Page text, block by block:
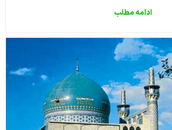
ادامه مطلب